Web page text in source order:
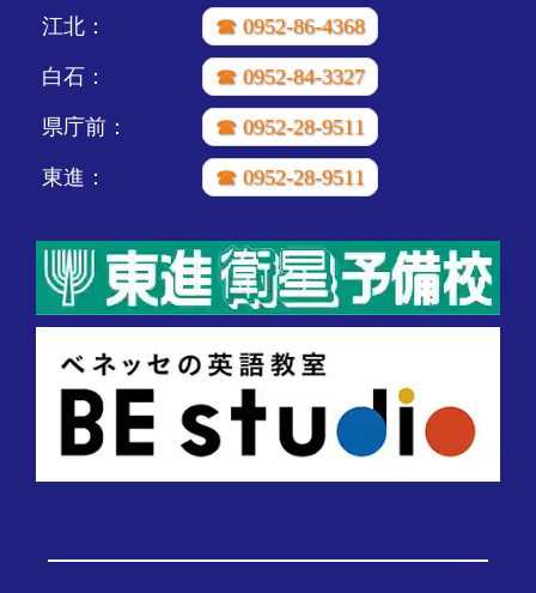
江北： ☎ 0952-86-4368
白石： ☎ 0952-84-3327
県庁前： ☎ 0952-28-9511
東進： ☎ 0952-28-9511